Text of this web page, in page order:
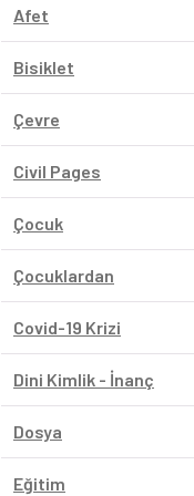
Afet
Bisiklet
Çevre
Civil Pages
Çocuk
Çocuklardan
Covid-19 Krizi
Dini Kimlik - İnanç
Dosya
Eğitim